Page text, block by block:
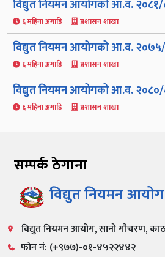
विद्युत नियमन आयोगको आ.व. २०८१/
६ महिना अगाडि प्रशासन शाखा
विद्युत नियमन आयोगको आ.व. २०७५/
६ महिना अगाडि प्रशासन शाखा
विद्युत नियमन आयोगको आ.व. २०८०/
६ महिना अगाडि प्रशासन शाखा
सम्पर्क ठेगाना
विद्युत नियमन आयोग
विद्युत नियमन आयोग, सानो गौचरण,
फोन नं: (+९७७)-०१-४५२२४४२